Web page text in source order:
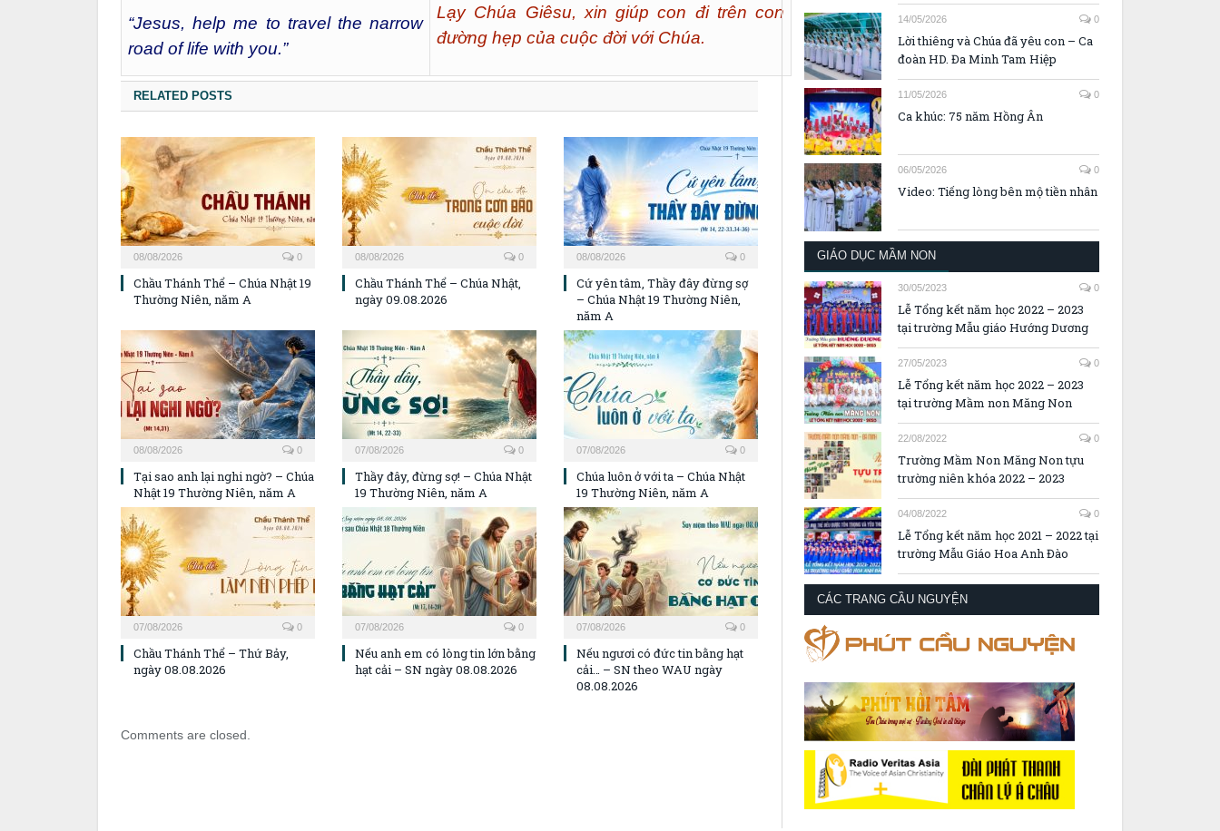
“Jesus, help me to travel the narrow
road of life with you.”
Lạy Chúa Giêsu, xin giúp con đi trên con
đường hẹp của cuộc đời với Chúa.
RELATED POSTS
08/08/2026 0
Chầu Thánh Thể – Chúa Nhật 19
Thường Niên, năm A
08/08/2026 0
Chầu Thánh Thể – Chúa Nhật,
ngày 09.08.2026
08/08/2026 0
Cứ yên tâm, Thầy đây đừng sợ
– Chúa Nhật 19 Thường Niên,
năm A
08/08/2026 0
Tại sao anh lại nghi ngờ? – Chúa
Nhật 19 Thường Niên, năm A
07/08/2026 0
Thầy đây, đừng sợ! – Chúa Nhật
19 Thường Niên, năm A
07/08/2026 0
Chúa luôn ở với ta – Chúa Nhật
19 Thường Niên, năm A
07/08/2026 0
Chầu Thánh Thể – Thứ Bảy,
ngày 08.08.2026
07/08/2026 0
Nếu anh em có lòng tin lớn bằng
hạt cải – SN ngày 08.08.2026
07/08/2026 0
Nếu ngươi có đức tin bằng hạt
cải… – SN theo WAU ngày
08.08.2026
Comments are closed.
14/05/2026 0
Lời thiêng và Chúa đã yêu con – Ca
đoàn HD. Đa Minh Tam Hiệp
11/05/2026 0
Ca khúc: 75 năm Hồng Ân
06/05/2026 0
Video: Tiếng lòng bên mộ tiền nhân
GIÁO DỤC MẦM NON
30/05/2023 0
Lễ Tổng kết năm học 2022 – 2023
tại trường Mẫu giáo Hướng Dương
27/05/2023 0
Lễ Tổng kết năm học 2022 – 2023
tại trường Mầm non Măng Non
22/08/2022 0
Trường Mầm Non Măng Non tựu
trường niên khóa 2022 – 2023
04/08/2022 0
Lễ Tổng kết năm học 2021 – 2022 tại
trường Mẫu Giáo Hoa Anh Đào
CÁC TRANG CẦU NGUYỆN